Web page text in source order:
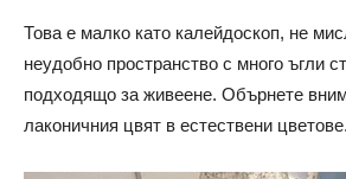
Това е малко като калейдоскоп, не
неудобно пространство с много ъгли
подходящо за живеене. Обърнете
лаконичния цвят в естествени цветове.